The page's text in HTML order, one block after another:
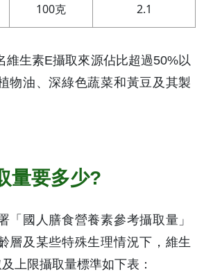
100克 2.1
維生素E攝取來源佔比超過50%以
物油、深綠色蔬菜和黃豆及其製
量要多少?
「國人膳食營養素參考攝取量」
層及某些特殊生理情況下，維生
上限攝取量標準如下表：